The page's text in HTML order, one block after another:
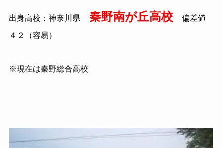
出身高校：神奈川県 秦野南が丘高校 偏差値
４２（容易）
※現在は秦野総合高校